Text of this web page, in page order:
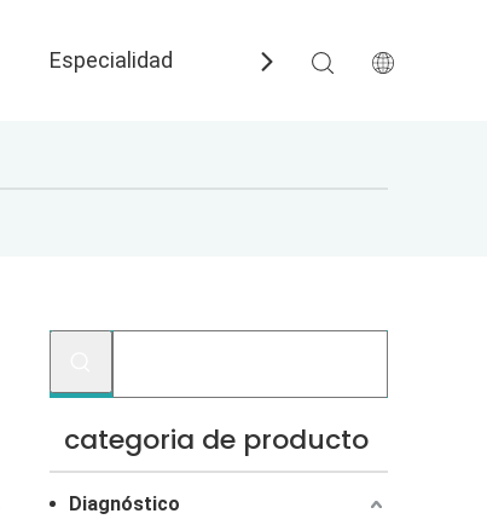
Especialidad Preguntas más
categoria de producto
Diagnóstico